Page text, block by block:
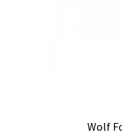
Wolf